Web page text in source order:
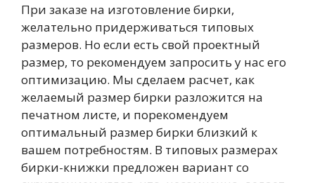
При заказе на изготовление бирки,
желательно придерживаться типовых
размеров. Но если есть свой проектный
размер, то рекомендуем запросить у нас его
оптимизацию. Мы сделаем расчет, как
желаемый размер бирки разложится на
печатном листе, и порекомендуем
оптимальный размер бирки близкий к
вашем потребностям. В типовых размерах
бирки-книжки предложен вариант со